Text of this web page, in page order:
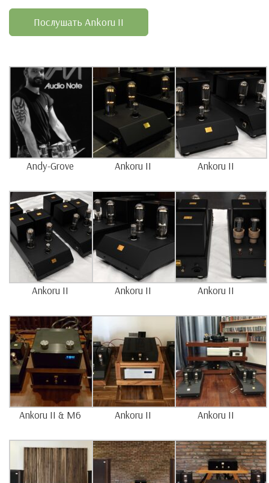
Послушать Ankoru II
Andy-Grove Ankoru II Ankoru II
Ankoru II Ankoru II Ankoru II
Ankoru II & M6 Ankoru II Ankoru II